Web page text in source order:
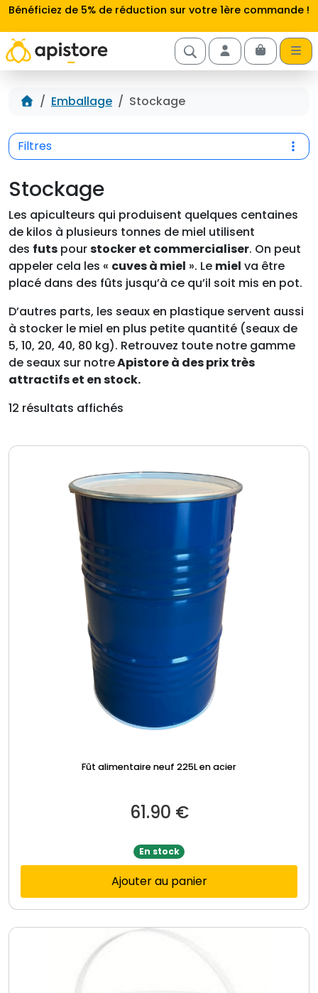
Aller au contenu
Bénéficiez de 5% de réduction sur votre 1ère commande !
Account
Cart
Accueil
Emballage Stockage
Filtres
Stockage
Les apiculteurs qui produisent quelques centaines
de kilos à plusieurs tonnes de miel utilisent
des futs pourstocker et commercialiser. On peut
appeler cela les « cuves à miel ». Le miel va être
placé dans des fûts jusqu’à ce qu’il soit mis en pot.
D’autres parts, les seaux en plastique servent aussi
à stocker le miel en plus petite quantité (seaux de
5, 10, 20, 40, 80 kg). Retrouvez toute notre gamme
de seaux sur notreApistore à des prix très
attractifs et en stock.
12 résultats affichés
Fût alimentaire neuf 225L en acier
61.90 €
En stock
Ajouter au panier